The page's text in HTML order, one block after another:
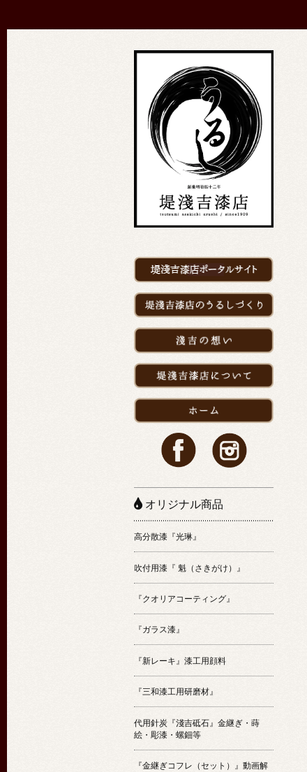
オリジナル商品
高分散漆『光琳』
吹付用漆『 魁（さきがけ）』
『クオリアコーティング』
『ガラス漆』
『新レーキ』漆工用顔料
『三和漆工用研磨材』
代用針炭『淺吉砥石』金継ぎ・蒔
絵・彫漆・螺鈿等
『金継ぎコフレ（セット）』動画解